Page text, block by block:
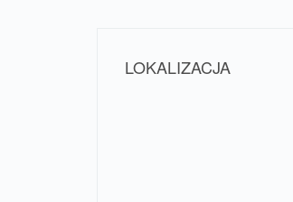
LOKALIZACJA